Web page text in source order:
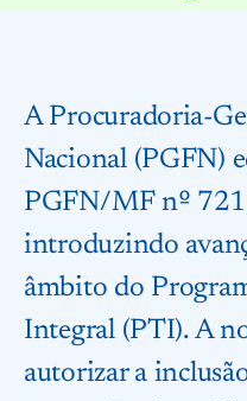
A Procuradoria-
Nacional (PGFN)
PGFN/MF nº
introduzindo
âmbito do
Integral (PTI). A
autorizar a